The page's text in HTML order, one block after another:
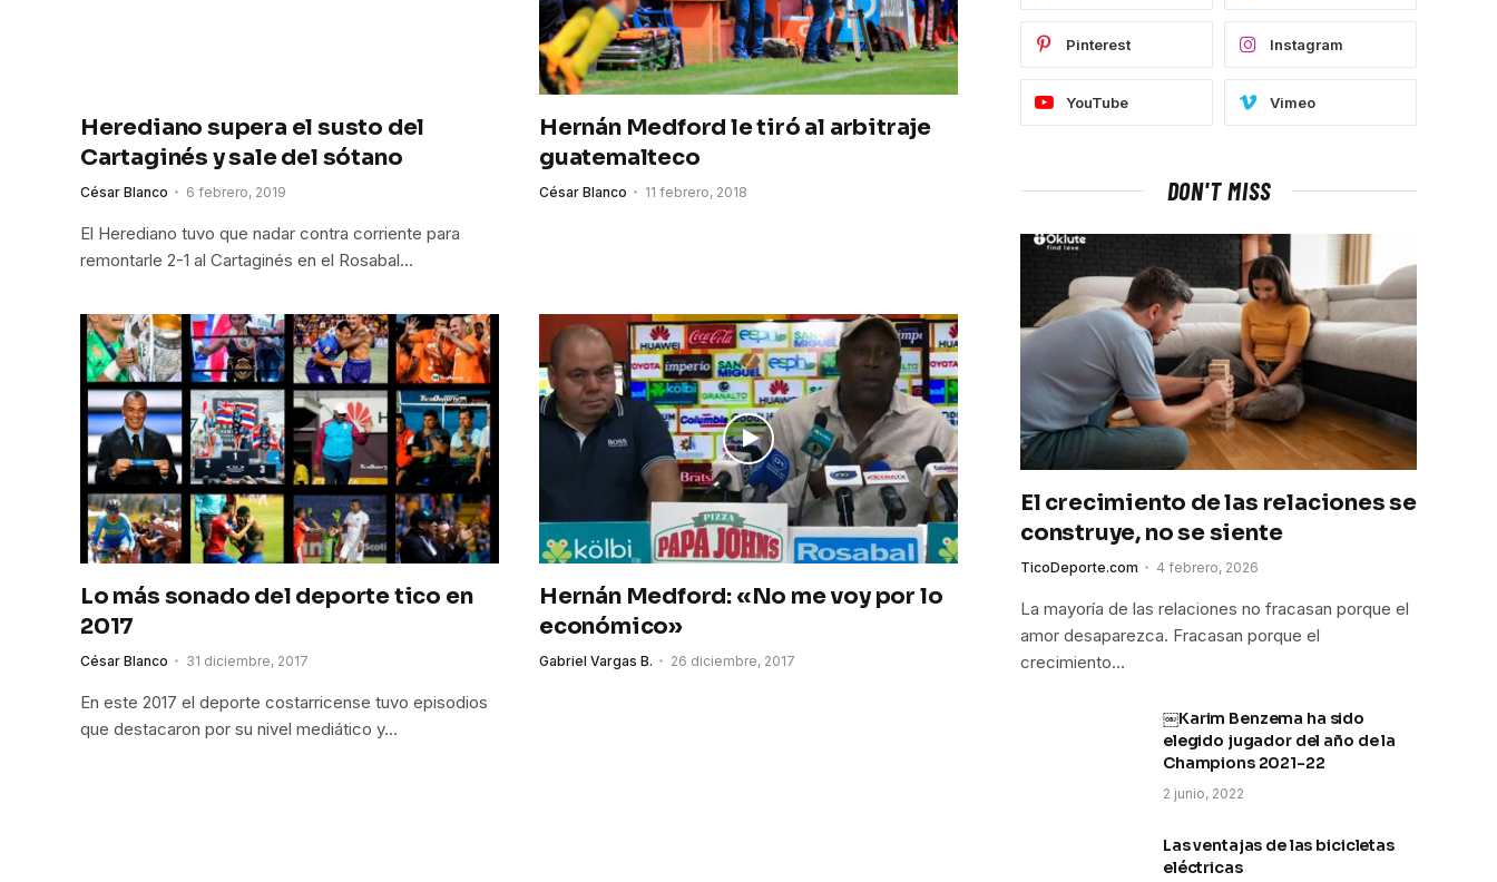
Herediano supera el susto del
Cartaginés y sale del sótano
César Blanco 6 febrero, 2019
El Herediano tuvo que nadar contra corriente para
remontarle 2-1 al Cartaginés en el Rosabal…
Hernán Medford le tiró al arbitraje
guatemalteco
César Blanco 11 febrero, 2018
Lo más sonado del deporte tico en
2017
César Blanco 31 diciembre, 2017
En este 2017 el deporte costarricense tuvo episodios
que destacaron por su nivel mediático y…
Hernán Medford: «No me voy por lo
económico»
Gabriel Vargas B. 26 diciembre, 2017
Pinterest Instagram
YouTube Vimeo
DON'T MISS
El crecimiento de las relaciones se
construye, no se siente
TicoDeporte.com 4 febrero, 2026
La mayoría de las relaciones no fracasan porque el
amor desaparezca. Fracasan porque el
crecimiento…
￼Karim Benzema ha sido
elegido jugador del año de la
Champions 2021-22
2 junio, 2022
Las ventajas de las bicicletas
eléctricas